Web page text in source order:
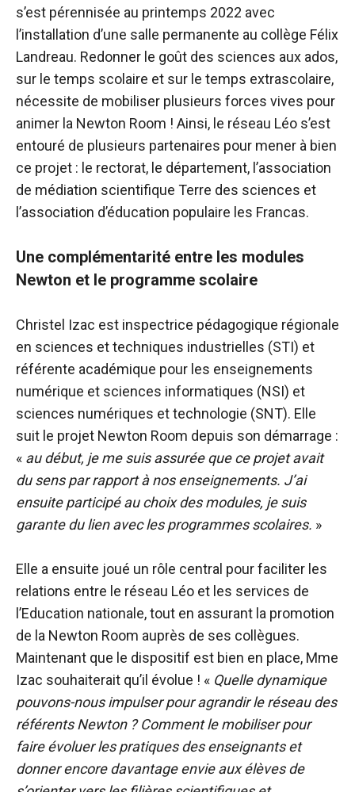
s’est pérennisée au printemps 2022 avec
l’installation d’une salle permanente au collège Félix
Landreau. Redonner le goût des sciences aux ados,
sur le temps scolaire et sur le temps extrascolaire,
nécessite de mobiliser plusieurs forces vives pour
animer la Newton Room ! Ainsi, le réseau Léo s’est
entouré de plusieurs partenaires pour mener à bien
ce projet : le rectorat, le département, l’association
de médiation scientifique Terre des sciences et
l’association d’éducation populaire les Francas.
Une complémentarité entre les modules
Newton et le programme scolaire
Christel Izac est inspectrice pédagogique régionale
en sciences et techniques industrielles (STI) et
référente académique pour les enseignements
numérique et sciences informatiques (NSI) et
sciences numériques et technologie (SNT). Elle
suit le projet Newton Room depuis son démarrage :
« au début, je me suis assurée que ce projet avait
du sens par rapport à nos enseignements. J’ai
ensuite participé au choix des modules, je suis
garante du lien avec les programmes scolaires. »
Elle a ensuite joué un rôle central pour faciliter les
relations entre le réseau Léo et les services de
l’Education nationale, tout en assurant la promotion
de la Newton Room auprès de ses collègues.
Maintenant que le dispositif est bien en place, Mme
Izac souhaiterait qu’il évolue ! « Quelle dynamique
pouvons-nous impulser pour agrandir le réseau des
référents Newton ? Comment le mobiliser pour
faire évoluer les pratiques des enseignants et
donner encore davantage envie aux élèves de